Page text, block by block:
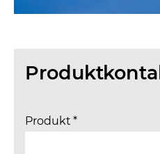
Produkt*